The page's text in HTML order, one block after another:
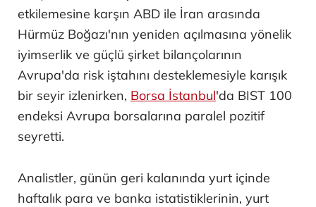
etkilemesine karşın ABD ile İran arasında
Hürmüz Boğazı'nın yeniden açılmasına yönelik
iyimserlik ve güçlü şirket bilançolarının
Avrupa'da risk iştahını desteklemesiyle karışık
bir seyir izlenirken, Borsa İstanbul'da BIST 100
endeksi Avrupa borsalarına paralel pozitif
seyretti.
Analistler, günün geri kalanında yurt içinde
haftalık para ve banka istatistiklerinin, yurt